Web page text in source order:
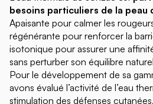
besoins particuliers de la peau
Apaisante pour calmer les
régénérante pour renforcer la
isotonique pour assurer une
sans perturber son équilibre
Pour le développement de sa
avons évalué l’activité de l’eau
stimulation des défenses